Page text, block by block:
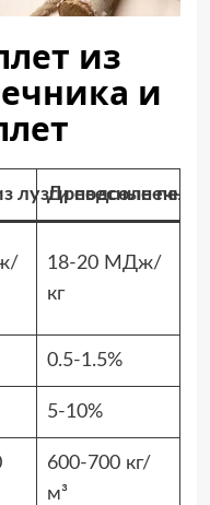
из
и
лузгиДревесные
18-20 МДж/
кг
0.5-1.5%
5-10%
600-700 кг/
м³